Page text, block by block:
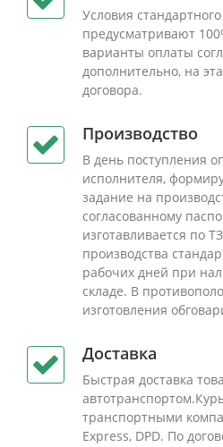
Условия
предусматривают
варианты оплаты
дополнительно, на
договора.
Производство
В день поступления
исполнителя,
задание на
согласованному
изготавливается по
производства
рабочих дней при
складе. В
изготовления
Доставка
Быстрая доставка
транспортными
Express, DPD. По